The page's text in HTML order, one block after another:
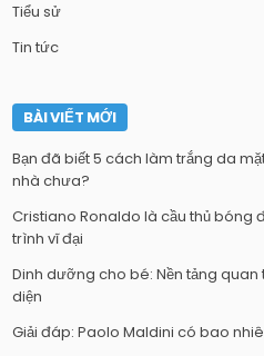
Tiểu sử
Tin tức
BÀI VIẾT MỚI
Bạn đã biết 5 cách làm trắng da
nhà chưa?
Cristiano Ronaldo là cầu thủ bóng
trình vĩ đại
Dinh dưỡng cho bé: Nền tảng
diện
Giải đáp: Paolo Maldini có bao